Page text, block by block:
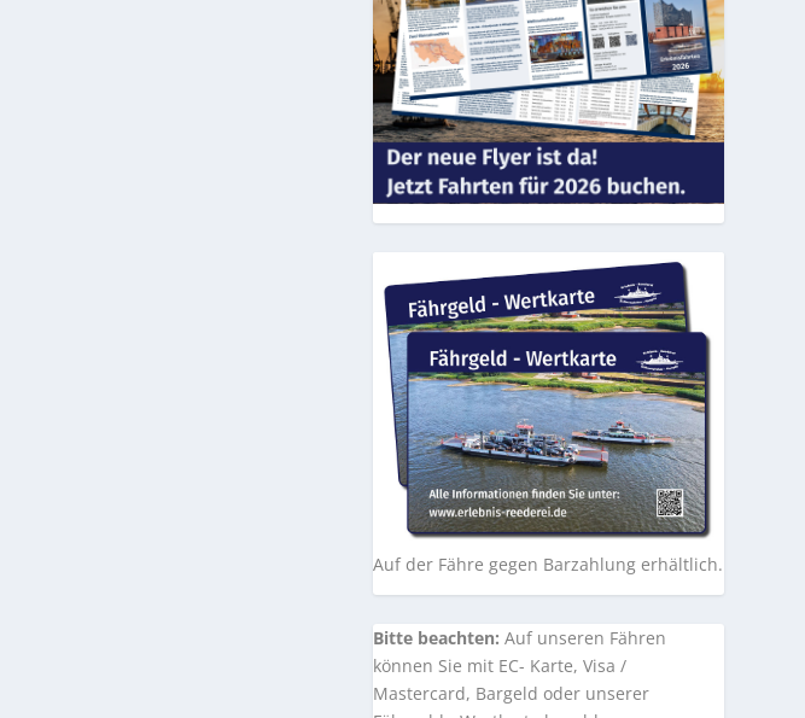
Auf der Fähre gegen Barzahlung erhältlich.
Bitte beachten: Auf unseren Fähren
können Sie mit EC- Karte, Visa /
Mastercard, Bargeld oder unserer